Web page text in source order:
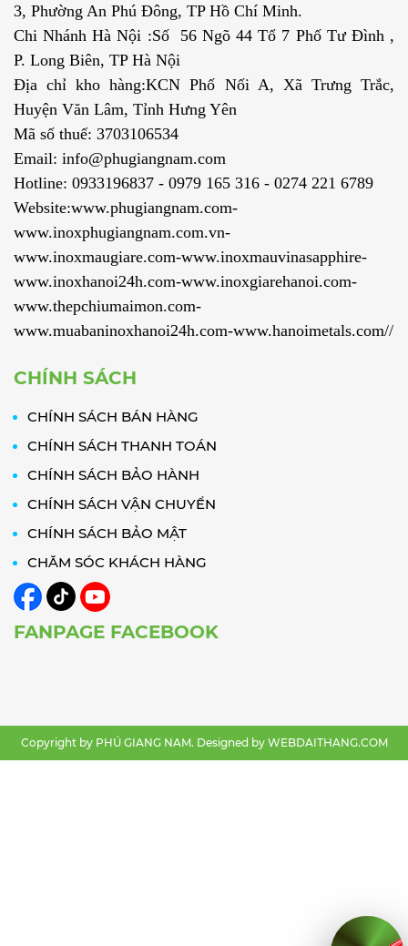
3, Phường An Phú Đông, TP Hồ Chí Minh.
Chi Nhánh Hà Nội :Số 56 Ngõ 44 Tổ 7 Phố Tư Đình ,
P. Long Biên, TP Hà Nội
Địa chỉ kho hàng:KCN Phố Nối A, Xã Trưng Trắc,
Huyện Văn Lâm, Tỉnh Hưng Yên
Mã số thuế: 3703106534
Email: info@phugiangnam.com
Hotline: 0933196837 - 0979 165 316 - 0274 221 6789
Website:www.phugiangnam.com-
www.inoxphugiangnam.com.vn-
www.inoxmaugiare.com-www.inoxmauvinasapphire-
www.inoxhanoi24h.com-www.inoxgiarehanoi.com-
www.thepchiumaimon.com-
www.muabaninoxhanoi24h.com-www.hanoimetals.com//
CHÍNH SÁCH
CHÍNH SÁCH BÁN HÀNG
CHÍNH SÁCH THANH TOÁN
CHÍNH SÁCH BẢO HÀNH
CHÍNH SÁCH VẬN CHUYỂN
CHÍNH SÁCH BẢO MẬT
CHĂM SÓC KHÁCH HÀNG
FANPAGE FACEBOOK
Copyright by PHÚ GIANG NAM. Designed by WEBDAITHANG.COM